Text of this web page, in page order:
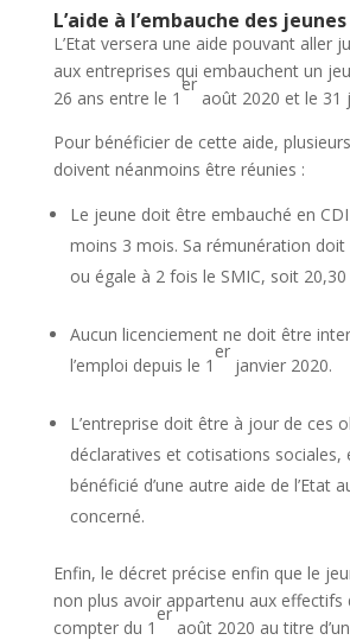
L’aide à l’embauche des jeunes
L’Etat versera une aide pouvant aller
aux entreprises qui embauchent un
26 ans entre le 1
er
août 2020 et le 31
Pour bénéficier de cette aide,
doivent néanmoins être réunies :
Le jeune doit être embauché en CDI
moins 3 mois. Sa rémunération
ou égale à 2 fois le SMIC, soit
Aucun licenciement ne doit être
l’emploi depuis le 1
er
janvier 2020.
L’entreprise doit être à jour de ces
déclaratives et cotisations sociales,
bénéficié d’une autre aide de l’Etat
concerné.
Enfin, le décret précise enfin que le
non plus avoir appartenu aux effectifs
compter du 1
er
août 2020 au titre